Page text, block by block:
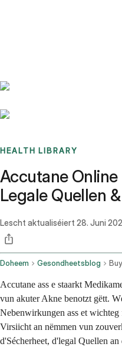
HEALTH LIBRARY
Accutane
Legale Quellen
Lescht aktualiséiert 28. Juni
Doheem Gesondheetsblog
Accutane ass e staarkt
vun akuter Akne benotzt gëtt.
Nebenwirkungen ass et
Virsiicht an nëmmen vun
d'Sécherheet, d'legal Quellen